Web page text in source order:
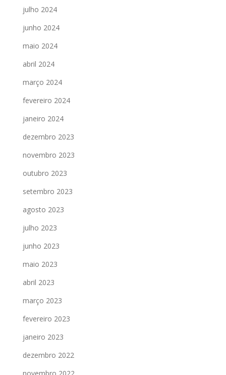
julho 2024
junho 2024
maio 2024
abril 2024
março 2024
fevereiro 2024
janeiro 2024
dezembro 2023
novembro 2023
outubro 2023
setembro 2023
agosto 2023
julho 2023
junho 2023
maio 2023
abril 2023
março 2023
fevereiro 2023
janeiro 2023
dezembro 2022